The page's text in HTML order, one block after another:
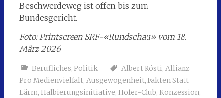
Beschwerdeweg ist offen bis zum
Bundesgericht.
Foto: Printscreen SRF-«Rundschau» vom 18.
März 2026
Berufliches, Politik Albert Rösti, Allianz
Pro Medienvielfalt, Ausgewogenheit, Fakten Statt
Lärm, Halbierungsinitiative, Hofer-Club, Konzession,